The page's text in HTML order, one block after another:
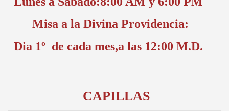
Misa a la Divina Providencia:
Dia 1º de cada mes,a las 12:00 M.D.
CAPILLAS